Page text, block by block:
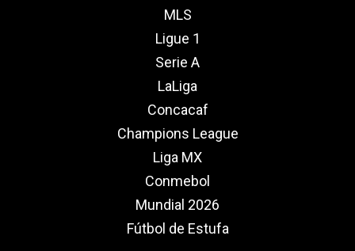
MLS
Ligue 1
Serie A
LaLiga
Concacaf
Champions League
Liga MX
Conmebol
Mundial 2026
Fútbol de Estufa